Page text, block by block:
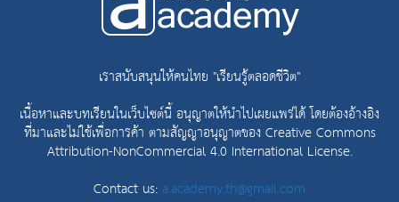
เราสนับสนุนให้คนไทย "เรียนรู้ตลอดชีวิต"
เนื้อหาและบทเรียนในเว็บไซต์นี้ อนุญาตให้นำไปเผยแพร่ได้ โดยต้องอ้างอิง
ที่มาและไม่ใช้เพื่อการค้า ตามสัญญาอนุญาตของ Creative Commons
Attribution-NonCommercial 4.0 International License.
Contact us:a.academy.th@gmail.com